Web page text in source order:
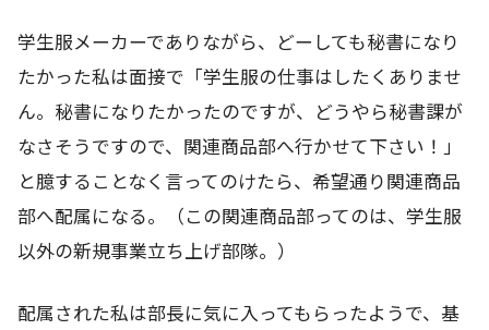
学生服メーカーでありながら、どーしても秘書になり
たかった私は面接で「学生服の仕事はしたくありませ
ん。秘書になりたかったのですが、どうやら秘書課が
なさそうですので、関連商品部へ行かせて下さい！」
と臆することなく言ってのけたら、希望通り関連商品
部へ配属になる。（この関連商品部ってのは、学生服
以外の新規事業立ち上げ部隊。）
配属された私は部長に気に入ってもらったようで、基